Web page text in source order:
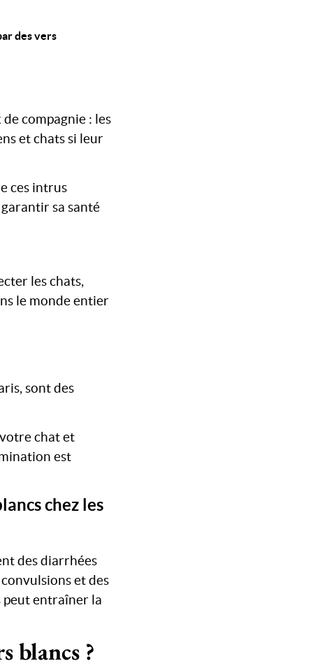
des vers
compagnie : les
et chats si leur
ces intrus
sa santé
les chats,
le monde entier
sont des
chat et
est
chez les
des diarrhées
et des
peut entraîner la
blancs ?